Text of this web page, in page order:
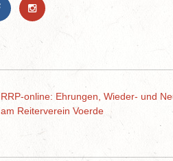
RRP-online: Ehrungen, Wieder- und
am Reiterverein Voerde